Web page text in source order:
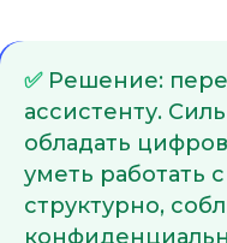
✅ Решение:
ассистенту.
обладать
уметь работать
структурно,